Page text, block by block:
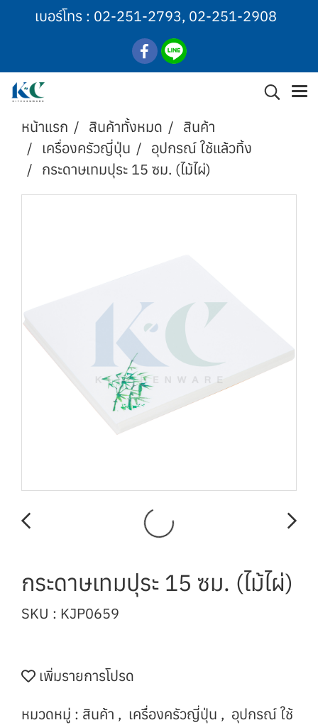
เบอร์โทร : 02-251-2793, 02-251-2908
หน้าแรก สินค้าทั้งหมด
สินค้า
เครื่องครัวญี่ปุ่น
อุปกรณ์ ใช้แล้วทิ้ง
กระดาษเทมปุระ 15 ซม. (ไม้ไผ่)
กระดาษเทมปุระ 15 ซม. (ไม้ไผ่)
SKU : KJP0659
เพิ่มรายการโปรด
หมวดหมู่ : สินค้า , เครื่องครัวญี่ปุ่น , อุปกรณ์ ใช้